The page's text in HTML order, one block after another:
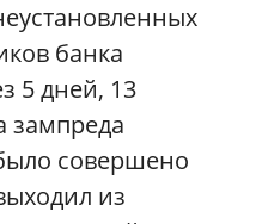
банка
5 дней, 13
зампреда
совершено
из